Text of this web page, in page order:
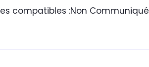
compatibles :Non Communiqué